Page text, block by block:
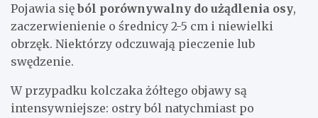
Pojawia się ból porównywalny do użądlenia osy,
zaczerwienienie o średnicy 2-5 cm i niewielki
obrzęk. Niektórzy odczuwają pieczenie lub
swędzenie.
W przypadku kolczaka żółtego objawy są
intensywniejsze: ostry ból natychmiast po